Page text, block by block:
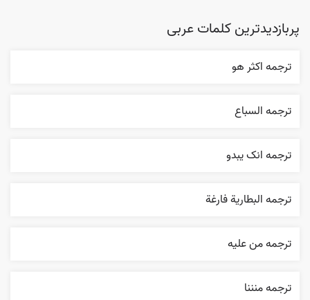
پربازدیدترین کلمات عربی
ترجمه اکثر هو
ترجمه السباع
ترجمه انک يبدو
ترجمه البطارية فارغة
ترجمه من عليه
ترجمه منننا